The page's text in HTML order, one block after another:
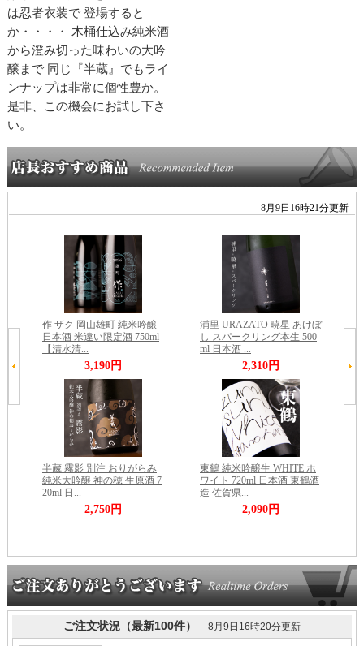
は忍者衣装で 登場すると
か・・・・ 木桶仕込み純米酒
から澄み切った味わいの大吟
醸まで 同じ『半蔵』でもライ
ンナップは非常に個性豊か。
是非、この機会にお試し下さ
い。